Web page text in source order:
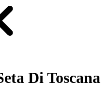
Di Toscana